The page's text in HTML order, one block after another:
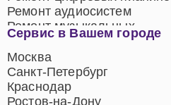
Сервис в Вашем городе
Москва
Санкт-Петербург
Краснодар
Ростов-на-Дону
Ремонт аудиосистем
Ремонт музыкальных
центров
Ремонт домашних
кинотеатров
Ремонт микрофонов
Ремонт акустических